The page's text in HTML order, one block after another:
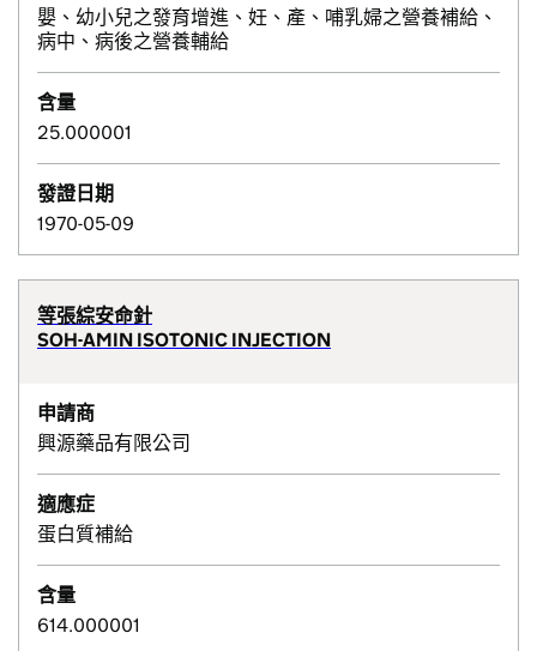
嬰、幼小兒之發育增進、妊、產、哺乳婦之營養補給、
病中、病後之營養輔給
含量
25.000001
發證日期
1970-05-09
等張綜安命針
SOH-AMIN ISOTONIC INJECTION
申請商
興源藥品有限公司
適應症
蛋白質補給
含量
614.000001